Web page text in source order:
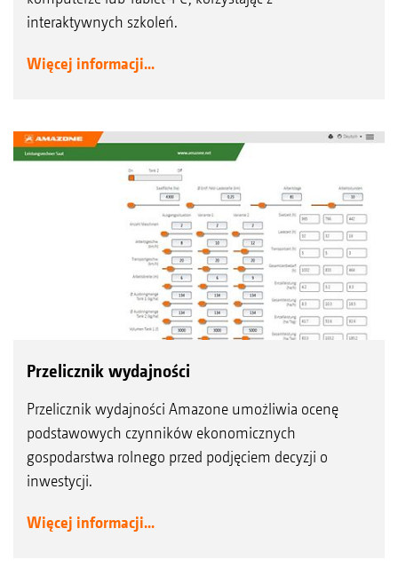
interaktywnych szkoleń.
Więcej informacji...
Przelicznik wydajności
Przelicznik wydajności Amazone umożliwia ocenę
podstawowych czynników ekonomicznych
gospodarstwa rolnego przed podjęciem decyzji o
inwestycji.
Więcej informacji...